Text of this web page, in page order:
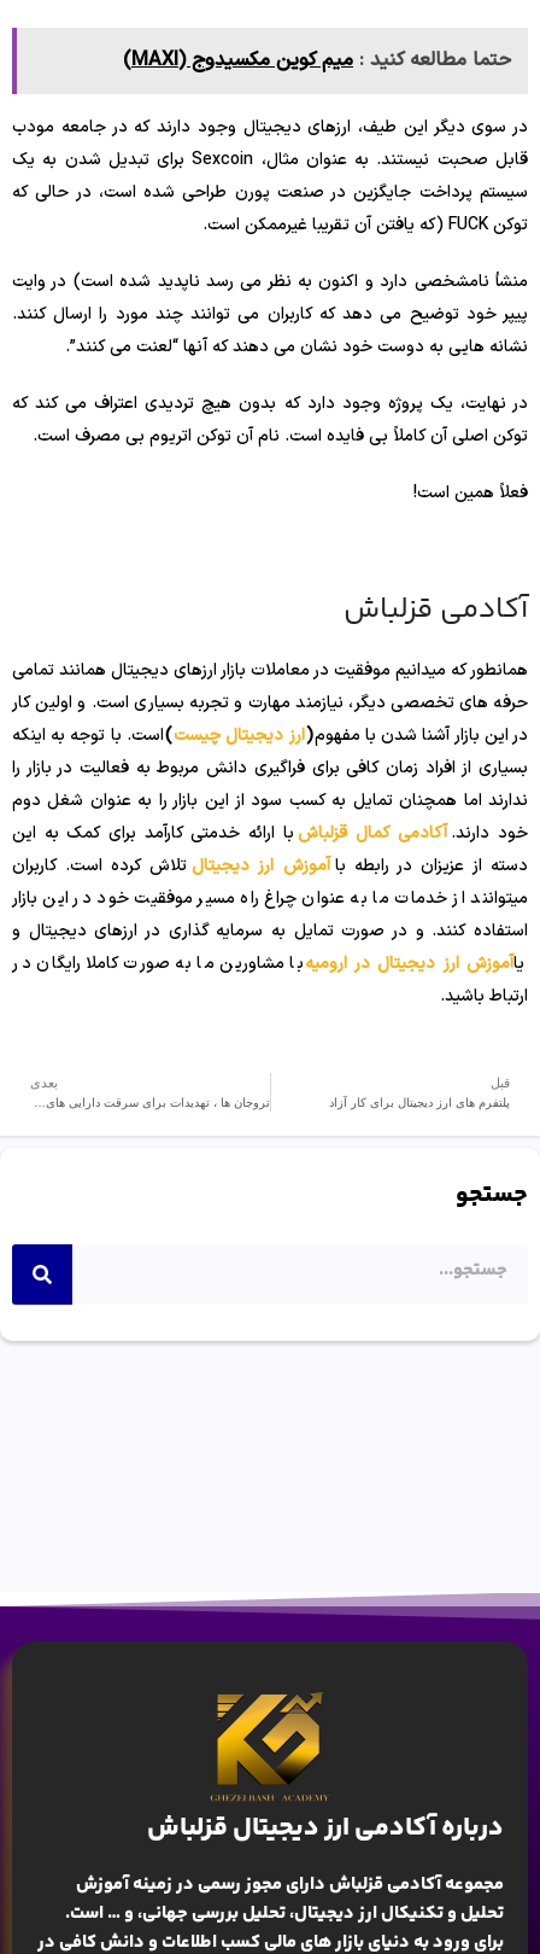
حتما مطالعه کنید : میم کوین مکسیدوج (MAXI)
در سوی دیگر این طیف، ارزهای دیجیتال وجود دارند که در جامعه مودب
قابل صحبت نیستند. به عنوان مثال، Sexcoin برای تبدیل شدن به یک
سیستم پرداخت جایگزین در صنعت پورن طراحی شده است، در حالی که
توکن FUCK (که یافتن آن تقریبا غیرممکن است.
منشأ نامشخصی دارد و اکنون به نظر می رسد ناپدید شده است) در وایت
پیپر خود توضیح می دهد که کاربران می توانند چند مورد را ارسال کنند.
نشانه هایی به دوست خود نشان می دهند که آنها “لعنت می کنند”.
در نهایت، یک پروژه وجود دارد که بدون هیچ تردیدی اعتراف می کند که
توکن اصلی آن کاملاً بی فایده است. نام آن توکن اتریوم بی مصرف است.
فعلاً همین است!
آکادمی قزلباش
همانطور که میدانیم موفقیت در معاملات بازار ارزهای دیجیتال همانند تمامی
حرفه های تخصصی دیگر، نیازمند مهارت و تجربه بسیاری است. و اولین کار
در این بازار آشنا شدن با مفهوم(ارز دیجیتال چیست)است. با توجه به اینکه
بسیاری از افراد زمان کافی برای فراگیری دانش مربوط به فعالیت در بازار را
ندارند اما همچنان تمایل به کسب سود از این بازار را به عنوان شغل دوم
خود دارند.آکادمی کمال قزلباشبا ارائه خدمتی کارآمد برای کمک به این
دسته از عزیزان در رابطه باآموزش ارز دیجیتالتلاش کرده است. کاربران
میتوانند از خدمات ما به عنوان چراغ راه مسیر موفقیت خود در این بازار
استفاده کنند. و در صورت تمایل به سرمایه گذاری در ارزهای دیجیتال و
یاآموزش ارز دیجیتال در ارومیهبا مشاورین ما به صورت کاملا رایگان در
ارتباط باشید.
قبل
پلتفرم های ارز دیجیتال برای کار آزاد
بعدی
تروجان ها ، تهدیدات برای سرقت دارایی های دیجیتال شما
جستجو
درباره آکادمی ارز دیجیتال قزلباش
مجموعه آکادمی قزلباش دارای مجوز رسمی در زمینهآموزش
تحلیل و تکنیکال ارز دیجیتال، تحلیل بررسی جهانی، و … است.
برای ورود به دنیای بازار های مالی کسب اطلاعات و دانش کافی در